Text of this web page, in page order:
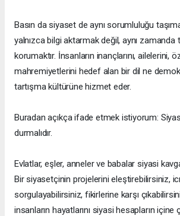
Basın da siyaset de aynı sorumluluğu
yalnızca bilgi aktarmak değil, aynı zamanda
korumaktır. İnsanların inançlarını, ailelerini,
mahremiyetlerini hedef alan bir dil ne
tartışma kültürüne hizmet eder.
Buradan açıkça ifade etmek istiyorum:
durmalıdır.
Evlatlar, eşler, anneler ve babalar siyasi
Bir siyasetçinin projelerini eleştirebilirsiniz,
sorgulayabilirsiniz, fikirlerine karşı
insanların hayatlarını siyasi hesapların